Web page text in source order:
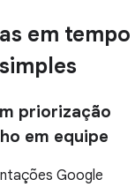
em tempo
priorização
em equipe
Google